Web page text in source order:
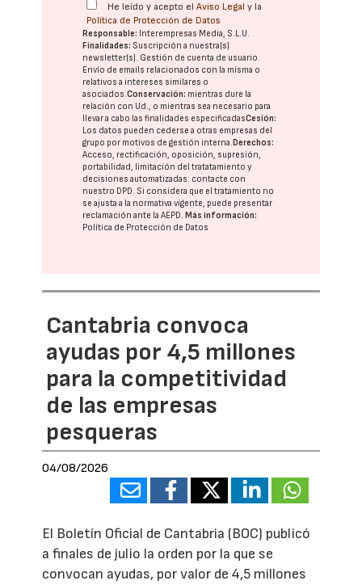
He leído y acepto elAviso Legal y la
Política de Protección de Datos
Responsable: Interempresas Media, S.L.U.
Finalidades: Suscripción a nuestra(s)
newsletter(s). Gestión de cuenta de usuario.
Envío de emails relacionados con la misma o
relativos a intereses similares o
asociados.Conservación: mientras dure la
relación con Ud., o mientras sea necesario para
llevar a cabo las finalidades especificadasCesión:
Los datos pueden cederse a otras empresas del
grupo por motivos de gestión interna. Derechos:
Acceso, rectificación, oposición, supresión,
portabilidad, limitación del tratatamiento y
decisiones automatizadas: contacte con
nuestro DPD. Si considera que el tratamiento no
se ajusta a la normativa vigente, puede presentar
reclamación ante laAEPD. Más información:
Política de Protección de Datos
Cantabria convoca
ayudas por 4,5 millones
para la competitividad
de las empresas
pesqueras
04/08/2026
El Boletín Oficial de Cantabria (BOC) publicó
a finales de julio la orden por la que se
convocan ayudas, por valor de 4,5 millones